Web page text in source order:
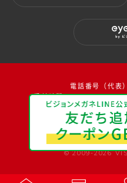
電話番号（代表
受付時間：10：00～17：
© 2009-2026
facebook